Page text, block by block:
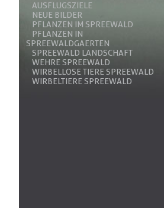
AUSFLUGSZIELE
NEUE BILDER
PFLANZEN IM SPREEWALD
PFLANZEN IN
SPREEWALDGAERTEN
SPREEWALD LANDSCHAFT
WEHRE SPREEWALD
WIRBELLOSE TIERE SPREEWALD
WIRBELTIERE SPREEWALD